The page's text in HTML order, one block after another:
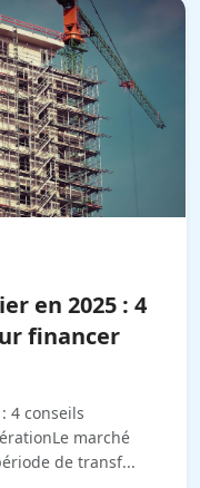
en 2025 : 4
financer
4 conseils
marché
de transf...